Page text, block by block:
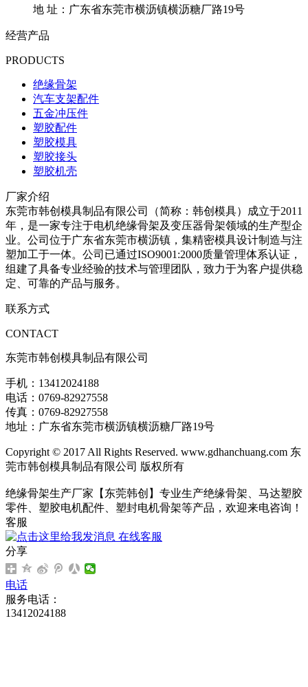
地 址：广东省东莞市横沥镇横沥糖厂路19号
经营产品
PRODUCTS
绝缘骨架
汽车支架配件
五金冲压件
塑胶配件
塑胶模具
塑胶接头
塑胶机壳
厂家介绍
东莞市韩创模具制品有限公司（简称：韩创模具）成立于2011
年，是一家专注于电机绝缘骨架及变压器骨架领域的生产型企
业。公司位于广东省东莞市横沥镇，集精密模具设计制造与注
塑加工于一体。公司已通过ISO9001:2000质量管理体系认证，
组建了具备专业经验的技术与管理团队，致力于为客户提供稳
定、可靠的产品与服务。
联系方式
CONTACT
东莞市韩创模具制品有限公司
手机：13412024188
电话：0769-82927558
传真：0769-82927558
地址：广东省东莞市横沥镇横沥糖厂路19号
Copyright © 2017 All Rights Reserved. www.gdhanchuang.com 东
莞市韩创模具制品有限公司 版权所有
绝缘骨架生产厂家【东莞韩创】专业生产绝缘骨架、马达塑胶
零件、塑胶电机配件、塑封电机骨架等产品，欢迎来电咨询！
客服
在线客服
分享
电话
服务电话：
13412024188